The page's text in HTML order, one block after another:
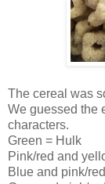
The cereal was
We guessed the
characters.
Green = Hulk
Pink/red and
Blue and pink/